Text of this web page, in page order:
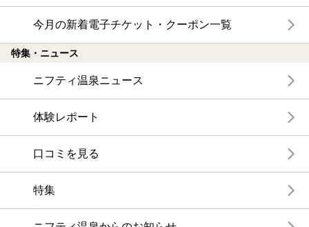
今月の新着電子チケット・クーポン一覧
特集・ニュース
ニフティ温泉ニュース
体験レポート
口コミを見る
特集